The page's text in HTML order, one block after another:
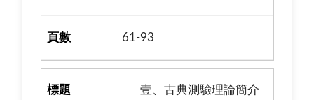
61-93
壹、古典測驗理論簡介